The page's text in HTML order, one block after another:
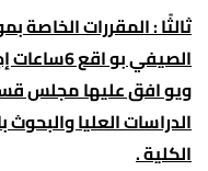
ثالثًا : المقررات الخاصة
الصيفي بو اقع6ساعات
ويو افق عليها مجلس
الدراسات العليا
الكلية .